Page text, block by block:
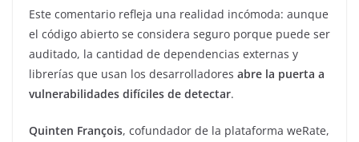
Este comentario refleja una realidad incómoda: aunque
el código abierto se considera seguro porque puede ser
auditado, la cantidad de dependencias externas y
librerías que usan los desarrolladores abre la puerta a
vulnerabilidades difíciles de detectar.
Quinten François, cofundador de la plataforma weRate,